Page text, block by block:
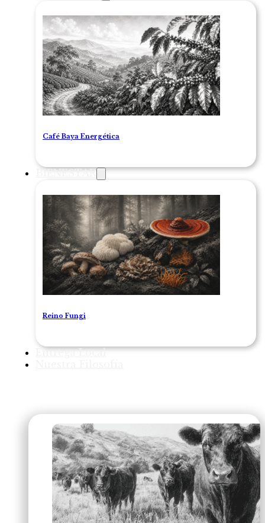
Café Baya Energética
BIENESTAR
Reino Fungi
Entrega Local